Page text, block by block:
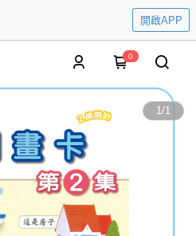
開啟APP
0
1/1